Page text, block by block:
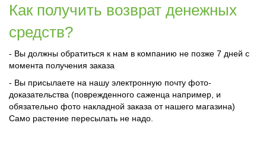
Как получить возврат денежных
средств?
- Вы должны обратиться к нам в компанию не позже 7 дней с
момента получения заказа
- Вы присылаете на нашу электронную почту фото-
доказательства (поврежденного саженца например, и
обязательно фото накладной заказа от нашего магазина)
Само растение пересылать не надо.